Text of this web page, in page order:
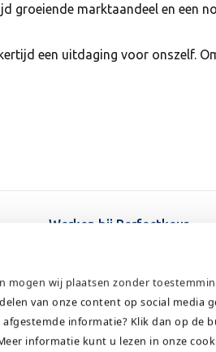
mogen wij plaatsen zonder
van onze content op social media
informatie? Klik dan op de
informatie kunt u lezen in onze
groeiende marktaandeel en een
een uitdaging voor onszelf.
Werken bij Perfectkeur
Kennisbank
Contact